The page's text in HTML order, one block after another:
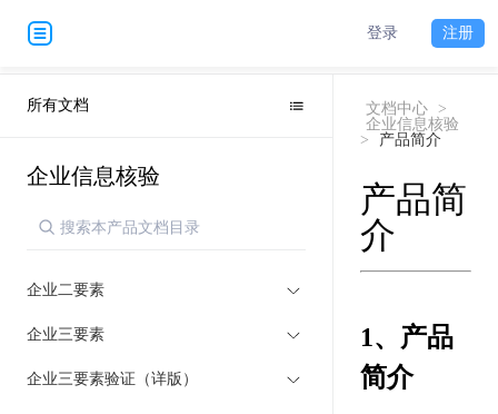
登录 注册
所有文档
企业信息核验
企业二要素
企业三要素
企业三要素验证（详版）
文档中心
>
企业信息核验
>
产品简介
产品简
介
1、产品
简介